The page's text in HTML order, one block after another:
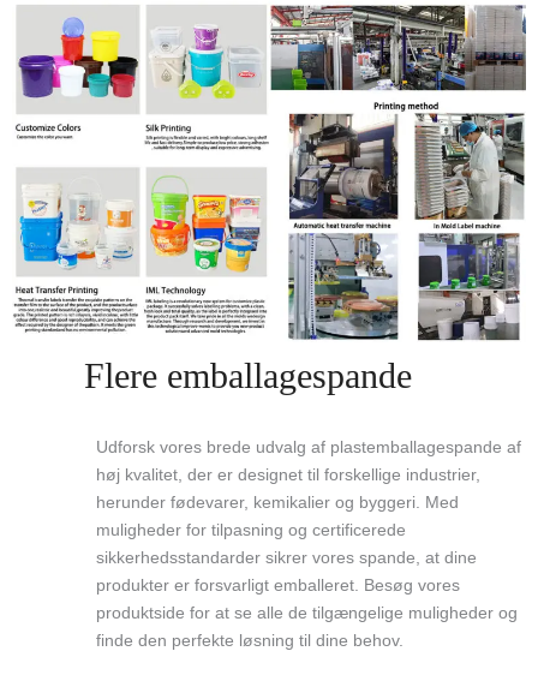
Flere emballagespande
Udforsk vores brede udvalg af plastemballagespande af
høj kvalitet, der er designet til forskellige industrier,
herunder fødevarer, kemikalier og byggeri. Med
muligheder for tilpasning og certificerede
sikkerhedsstandarder sikrer vores spande, at dine
produkter er forsvarligt emballeret. Besøg vores
produktside for at se alle de tilgængelige muligheder og
finde den perfekte løsning til dine behov.